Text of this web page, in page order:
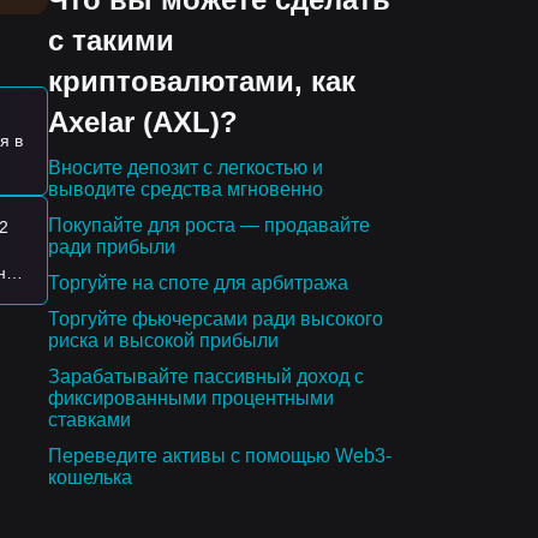
в
с такими
криптовалютами, как
Axelar (AXL)?
Вносите депозит с легкостью и
выводите средства мгновенно
Покупайте для роста — продавайте
ради прибыли
Торгуйте на споте для арбитража
Торгуйте фьючерсами ради высокого
риска и высокой прибыли
Зарабатывайте пассивный доход с
фиксированными процентными
ставками
Переведите активы с помощью Web3-
кошелька